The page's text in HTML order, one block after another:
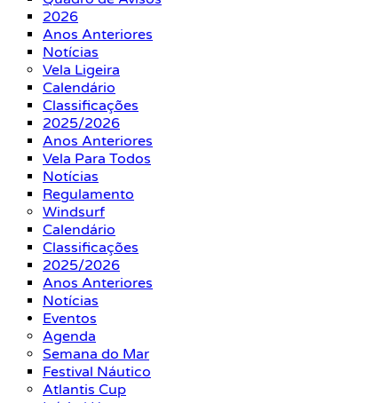
2026
Anos Anteriores
Notícias
Vela Ligeira
Calendário
Classificações
2025/2026
Anos Anteriores
Vela Para Todos
Notícias
Regulamento
Windsurf
Calendário
Classificações
2025/2026
Anos Anteriores
Notícias
Eventos
Agenda
Semana do Mar
Festival Náutico
Atlantis Cup